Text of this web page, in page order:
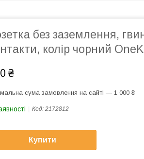
без заземлення,
колір чорний
₴
сума замовлення на сайті — 1 000 ₴
Код: 2172812
Купити